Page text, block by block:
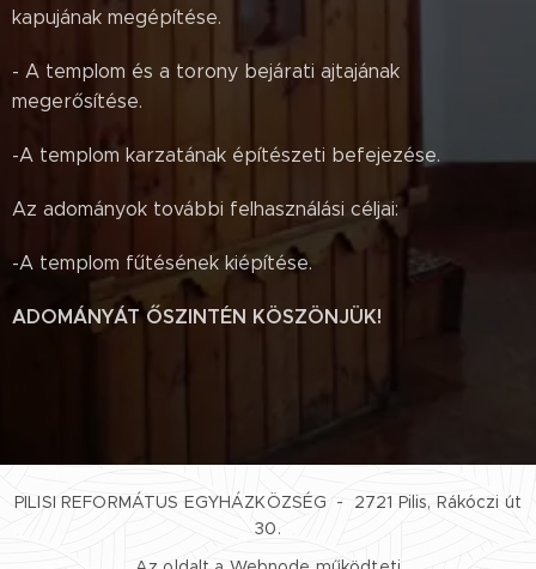
kapujának megépítése.
- A templom és a torony bejárati ajtajának
megerősítése.
-A templom karzatának építészeti befejezése.
Az adományok további felhasználási céljai:
-A templom fűtésének kiépítése.
ADOMÁNYÁT ŐSZINTÉN KÖSZÖNJÜK!
PILISI REFORMÁTUS EGYHÁZKÖZSÉG - 2721 Pilis, Rákóczi út
30.